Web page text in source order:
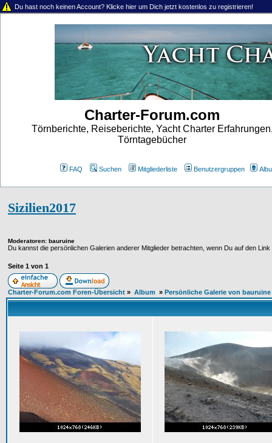
Du hast noch keinen Account? Klicke hier um Dich jetzt kostenlos zu registrieren!
Charter-Forum.com
Törnberichte, Reiseberichte, Yacht Charter
Törntagebücher
FAQ Suchen Mitgliederliste Benutzergruppen
Sizilien2017
Moderatoren: bauruine
Du kannst die persönlichen Galerien anderer Mitglieder betrachten, wenn Du auf den
Seite 1 von 1
Charter-Forum.com Foren-Übersicht » Album » Persönliche Galerie von bauruine